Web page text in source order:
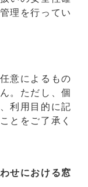
理を行ってい
意によるもの
。ただし、個
利用目的に記
とをご了承く
せにおける窓